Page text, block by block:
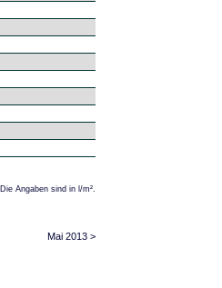
Die Angaben sind in l/m².
Mai 2013 >